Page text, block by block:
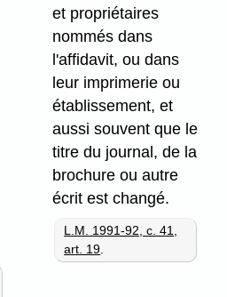
et propriétaires
nommés dans
l'affidavit, ou dans
leur imprimerie ou
établissement, et
aussi souvent que le
titre du journal, de la
brochure ou autre
écrit est changé.
L.M. 1991-92, c. 41,
art. 19